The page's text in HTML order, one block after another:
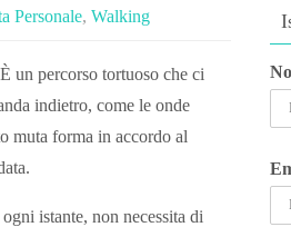
Personale,Walking
un percorso tortuoso che ci
indietro, come le onde
muta forma in accordo al
istante, non necessita di